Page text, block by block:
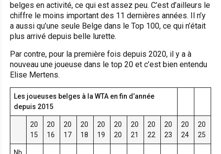
belges en activité, ce qui est assez peu. C’est d’ailleurs le
chiffre le moins important des 11 dernières années. Il n’y
a aussi qu’une seule Belge dans le Top 100, ce qui n’était
plus arrivé depuis belle lurette.
Par contre, pour la première fois depuis 2020, il y a à
nouveau une joueuse dans le top 20 et c’est bien entendu
Elise Mertens.
Les joueuses belges à la WTA en fin d’année
depuis 2015
20
15
20
16
20
17
20
18
20
19
20
20
20
21
20
22
20
23
20
24
20
25